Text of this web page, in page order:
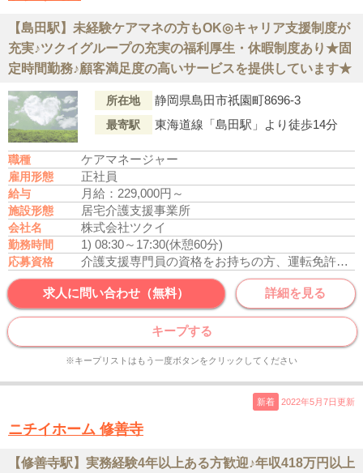
【島田駅】未経験ケアマネの方もOK◎キャリア支援制度が
充実♪ツクイグループの充実の福利厚生・休暇制度あり★固
定時間勤務♪顧客満足度の高いサービスを提供しています★
所在地 静岡県島田市祇園町8696-3
最寄駅 東海道線「島田駅」より徒歩14分
職種 ケアマネージャー
雇用形態 正社員
給与 月給：229,000円～
施設形態 居宅介護支援事業所
会社名 株式会社ツクイ
勤務時間 1) 08:30～17:30(休憩60分)
応募資格 介護支援専門員の資格をお持ちの方、運転免許あれば尚可
求人に問い合わせ（無料） 詳細を見る
キープする
※キープリストはもう一度ボタンをクリックしてください
新着 2022年5月7日更新
ニチイホーム 修善寺
【修善寺駅】実務経験4年以上ある方歓迎♪年収418万円以上